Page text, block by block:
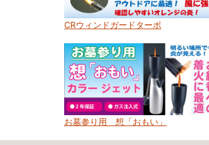
CRウィンドガードターボ
お墓参り用 想「おもい」